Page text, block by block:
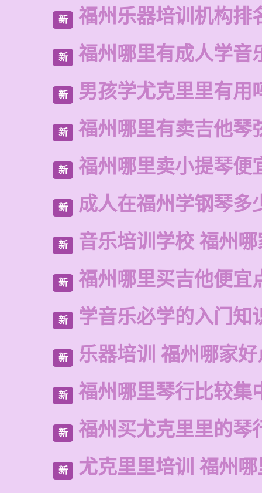
新 福州乐器培训机构排
新 福州哪里有成人学音
新 男孩学尤克里里有用
新 福州哪里有卖吉他琴
新 福州哪里卖小提琴便
新 成人在福州学钢琴多
新 音乐培训学校 福州
新 福州哪里买吉他便宜
新 学音乐必学的入门知
新 乐器培训 福州哪家好
新 福州哪里琴行比较集
新 福州买尤克里里的琴
新 尤克里里培训 福州